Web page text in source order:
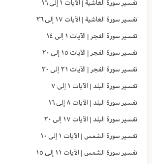
تفسير سورة الغاشية | الآيات ١ إلى ١٦
تفسير سورة الغاشية | الآيات ١٧ إلى ٢٦
تفسير سورة الفجر | الآيات ١ إلى ١٤
تفسير سورة الفجر | الآيات ١٥ إلى ٢٠
تفسير سورة الفجر | الآيات ٢١ إلى ٣٠
تفسير سورة البلد | الآيات ١ إلى ٧
تفسير سورة البلد | الآيات ٨ إلى ١٦
تفسير سورة البلد | الآيات ١٧ إلى ٢٠
تفسير سورة الشمس | الآيات ١ إلى ١٠
تفسير سورة الشمس | الآيات ١١ إلى ١٥